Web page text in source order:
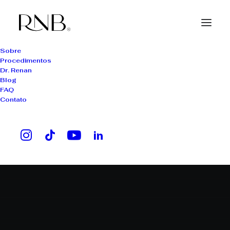
Sobre
Procedimentos
Dr. Renan
Blog
FAQ
Contato
cosméticos proibidos